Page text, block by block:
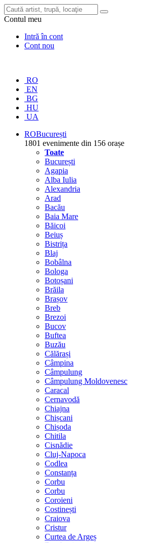
Contul meu
Intră în cont
Cont nou
RO
EN
BG
HU
UA
ROBucurești
1801 evenimente din 156 orașe
Toate
București
Agapia
Alba Iulia
Alexandria
Arad
Bacău
Baia Mare
Băicoi
Beiuș
Bistrița
Blaj
Bobâlna
Bologa
Botoșani
Brăila
Brașov
Breb
Brezoi
Bucov
Buftea
Buzău
Călărași
Câmpina
Câmpulung
Câmpulung Moldovenesc
Caracal
Cernavodă
Chiajna
Chișcani
Chișoda
Chitila
Cisnădie
Cluj-Napoca
Codlea
Constanța
Corbu
Corbu
Coroieni
Costinești
Craiova
Cristur
Curtea de Argeș